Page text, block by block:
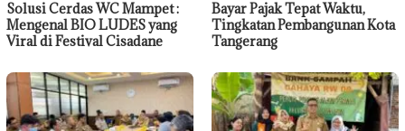
Solusi Cerdas WC Mampet :
Mengenal BIO LUDES yang
Viral di Festival Cisadane
Bayar Pajak Tepat Waktu,
Tingkatan Pembangunan Kota
Tangerang